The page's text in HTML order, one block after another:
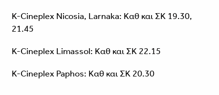
K-Cineplex Nicosia, Larnaka: Καθ και ΣΚ 19.30,
21.45
K-Cineplex Limassol: Καθ και ΣΚ 22.15
K-Cineplex Paphos: Καθ και ΣΚ 20.30